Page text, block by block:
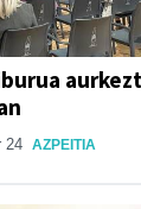
24 AZPEITIA